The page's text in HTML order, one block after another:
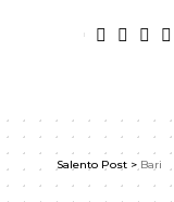
Salento Post > Bari